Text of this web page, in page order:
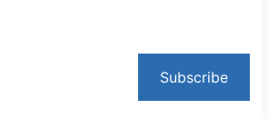
Subscribe